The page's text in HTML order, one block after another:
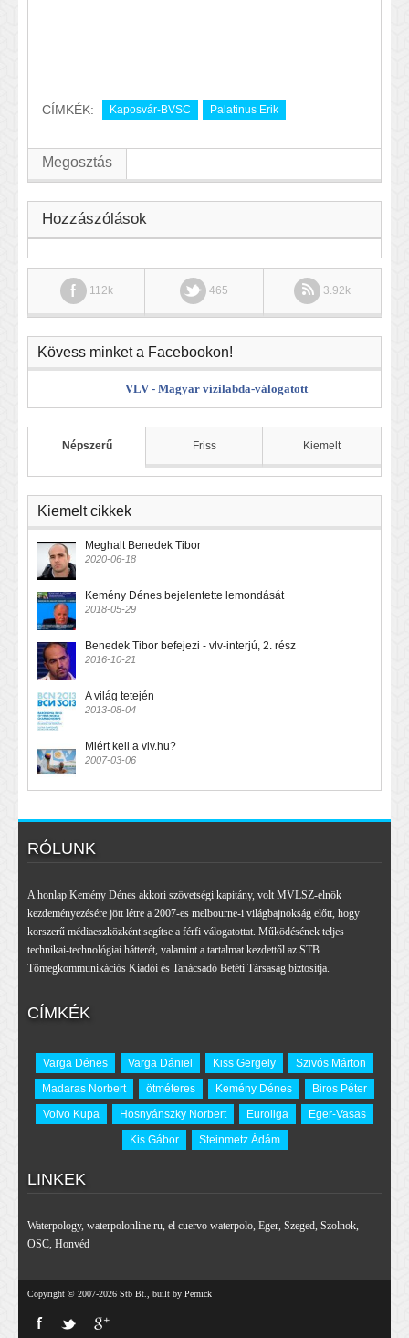
CÍMKÉK: Kaposvár-BVSC Palatinus Erik
Megosztás
Hozzászólások
112k 465 3.92k
Kövess minket a Facebookon!
VLV - Magyar vízilabda-válogatott
Népszerű Friss Kiemelt
Kiemelt cikkek
Meghalt Benedek Tibor
2020-06-18
Kemény Dénes bejelentette lemondását
2018-05-29
Benedek Tibor befejezi - vlv-interjú, 2. rész
2016-10-21
A világ tetején
2013-08-04
Miért kell a vlv.hu?
2007-03-06
RÓLUNK
A honlap Kemény Dénes akkori szövetségi kapitány, volt MVLSZ-elnök
kezdeményezésére jött létre a 2007-es melbourne-i világbajnokság előtt, hogy
korszerű médiaeszközként segítse a férfi válogatottat. Működésének teljes
technikai-technológiai hátterét, valamint a tartalmat kezdettől az STB
Tömegkommunikációs Kiadói és Tanácsadó Betéti Társaság biztosítja.
CÍMKÉK
Varga Dénes Varga Dániel Kiss Gergely
Szivós Márton
Madaras Norbert
ötméteres Kemény Dénes
Biros Péter
Volvo Kupa
Hosnyánszky Norbert Euroliga
Eger-Vasas
Kis Gábor
Steinmetz Ádám
LINKEK
Waterpology, waterpolonline.ru, el cuervo waterpolo, Eger, Szeged, Szolnok,
OSC, Honvéd
Copyright © 2007-2026 Stb Bt., built by Pernick